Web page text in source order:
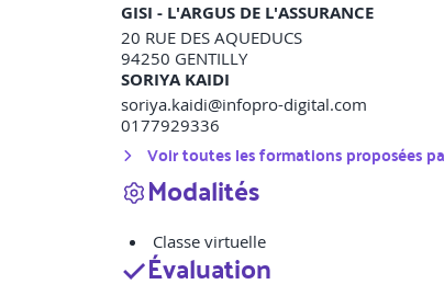
GISI - L'ARGUS DE L'ASSURANCE
20 RUE DES AQUEDUCS
94250 GENTILLY
SORIYA KAIDI
soriya.kaidi@infopro-digital.com
0177929336
Voir toutes les formations proposées
Modalités
Classe virtuelle
Évaluation